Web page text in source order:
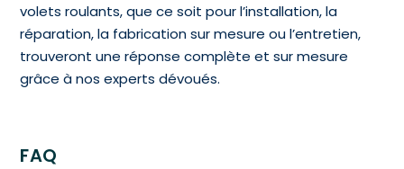
volets roulants, que ce soit pour l’installation, la
réparation, la fabrication sur mesure ou l’entretien,
trouveront une réponse complète et sur mesure
grâce à nos experts dévoués.
FAQ